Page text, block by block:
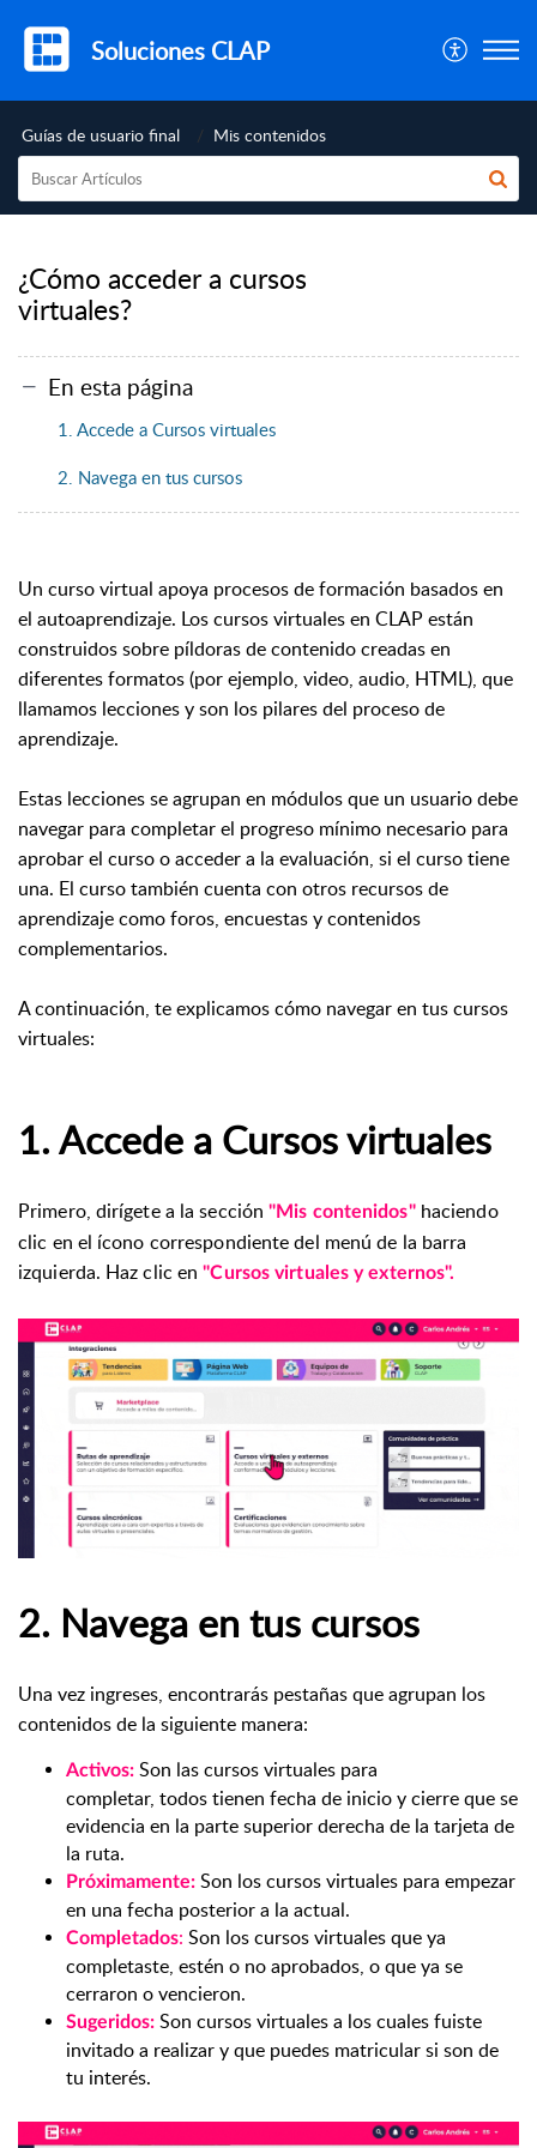
Soluciones CLAP
Guías de usuario final Mis contenidos
¿Cómo acceder a cursos
virtuales?
En esta página
1. Accede a Cursos virtuales
2. Navega en tus cursos
Un curso virtual apoya procesos de formación basados en
el autoaprendizaje. Los cursos virtuales en CLAP están
construidos sobre píldoras de contenido creadas en
diferentes formatos (por ejemplo, video, audio, HTML), que
llamamos lecciones y son los pilares del proceso de
aprendizaje.
Estas lecciones se agrupan en módulos que un usuario debe
navegar para completar el progreso mínimo necesario para
aprobar el curso o acceder a la evaluación, si el curso tiene
una. El curso también cuenta con otros recursos de
aprendizaje como foros, encuestas y contenidos
complementarios.
A continuación, te explicamos cómo navegar en tus cursos
virtuales:
1. Accede a Cursos virtuales
Primero, dirígete a la sección "Mis contenidos"haciendo
clic en el ícono correspondiente del menú de la barra
izquierda. Haz clic en "Cursos virtuales y externos".
2. Navega en tus cursos
Una vez ingreses, encontrarás pestañas que agrupan los
contenidos de la siguiente manera:
Activos: Son las cursos virtuales para
completar, todos tienen fecha de inicio y cierre que se
evidencia en la parte superior derecha de la tarjeta de
la ruta.
Próximamente: Son los cursos virtuales para empezar
en una fecha posterior a la actual.
Completados: Son los cursos virtuales que ya
completaste, estén o no aprobados, o que ya se
cerraron o vencieron.
Sugeridos: Son cursos virtuales a los cuales fuiste
invitado a realizar y que puedes matricular si son de
tu interés.